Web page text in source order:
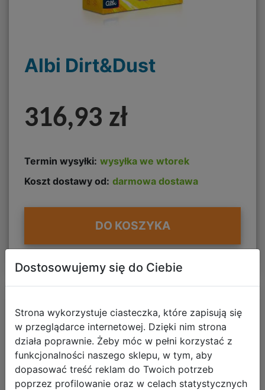
Albi Dirt&Dust
316,93 zł
Termin wysyłki: wysyłka we wtorek
Koszt dostawy od: darmowa dostawa
DO KOSZYKA
Dostosowujemy się do Ciebie
Strona wykorzystuje ciasteczka, które zapisują się
w przeglądarce internetowej. Dzięki nim strona
działa poprawnie. Żeby móc w pełni korzystać z
funkcjonalności naszego sklepu, w tym, aby
dopasować treść reklam do Twoich potrzeb
poprzez profilowanie oraz w celach statystycznych